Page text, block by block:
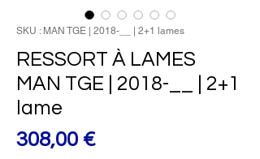
SKU : MAN TGE | 2018-__ | 2+1 lames
RESSORT À LAMES
MAN TGE | 2018-__ | 2+1
lame
308,00 €Prix